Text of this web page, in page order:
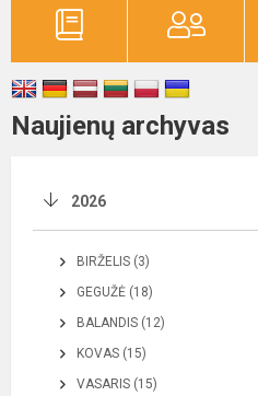
Naujienų archyvas
2026
BIRŽELIS (3)
GEGUŽĖ (18)
BALANDIS (12)
KOVAS (15)
VASARIS (15)